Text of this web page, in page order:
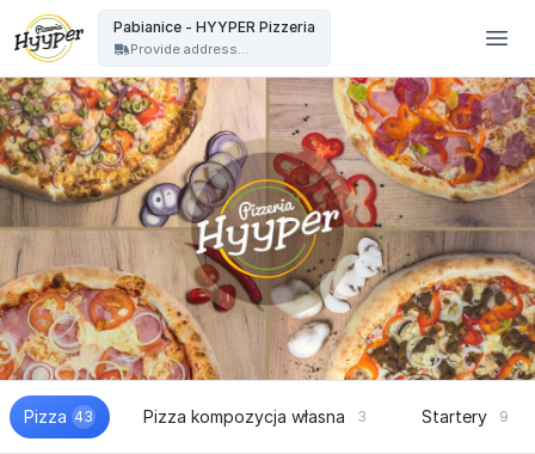
Pabianice - HYYPER Pizzeria
Provide address...
Pizza 43 Pizza kompozycja własna 3 Startery 9